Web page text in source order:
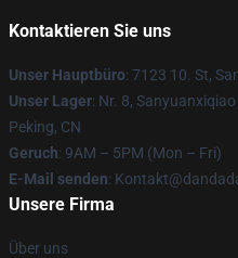
Kontaktieren Sie uns
Unser Hauptbüro: 7123 10. St,
Unser Lager: Nr. 8,
Peking, CN
Geruch: 9AM – 5PM (Mon – Fri)
E-Mail senden:
Unsere Firma
Über uns